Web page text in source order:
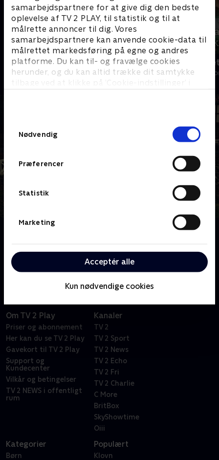
samarbejdspartnere for at give dig den bedste
oplevelse af TV 2 PLAY, til statistik og til at
målrette annoncer til dig. Vores
samarbejdspartnere kan anvende cookie-data til
målrettet markedsføring på egne og andres
platforme. Du kan til- og fravælge cookies
herunder, og du kan altid trække dit samtykke
tilbage ved at klikke på ’Cookie-indstillinger’ i
Nødvendig
Præferencer
Statistik
Marketing
Acceptér alle
Kun nødvendige cookies
Sæt pris på Danmark
Livsstil • 10 sæsoner Livsstil • 1
når Hans Pilgaard tager kendte danskere med rundt i
Danmark.
Om TV 2 Play
Priser og abonnement
Her kan du se TV 2 Play
Gavekort til TV 2 Play
Support og
Kundecenter
Vilkår og betingelser
TV 2 NEWS i offentligt
rum
Kanaler
TV 2
TV 2 Sport
TV 2 News
TV 2 Echo
TV 2 Fri
TV 2 Charlie
C More
BritBox
SkyShowtime
Oiii
Kategorier
Børn
Populært
Klovn